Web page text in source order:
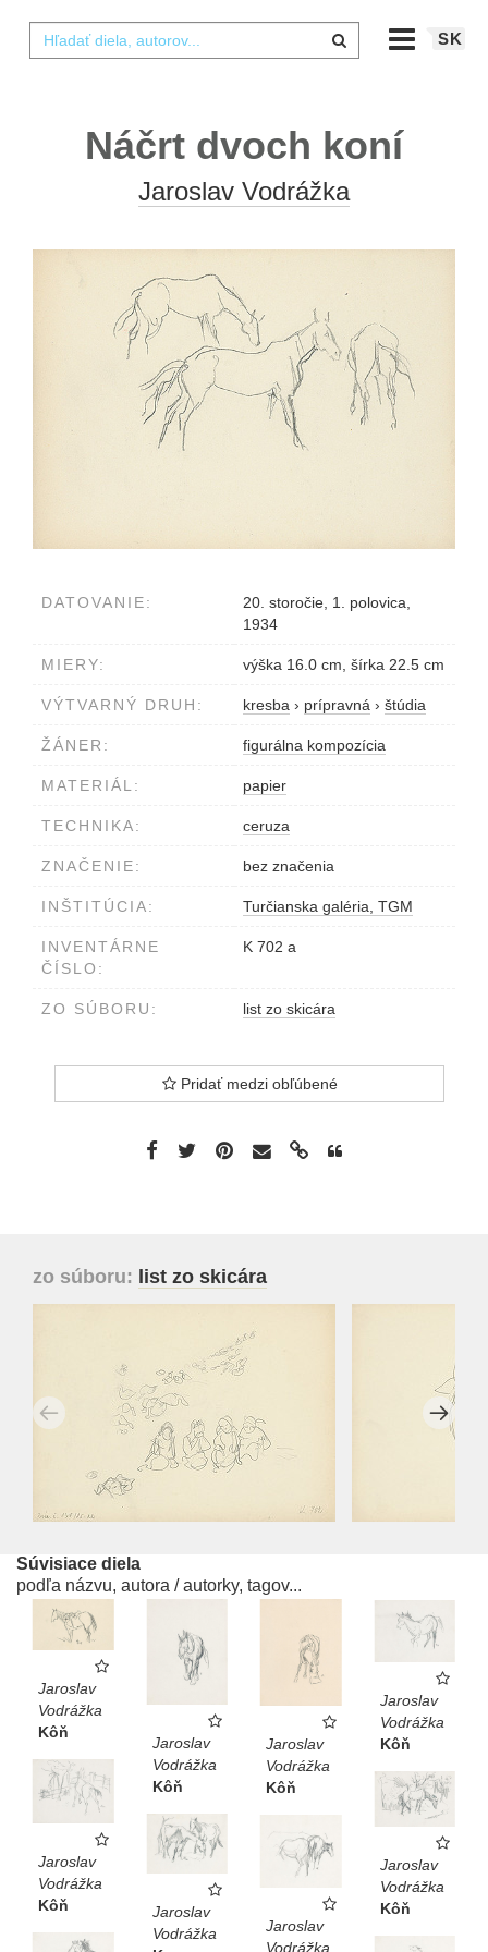
SK
Náčrt dvoch koní
Jaroslav Vodrážka
DATOVANIE:
20. storočie, 1. polovica,
1934
MIERY: výška 16.0 cm, šírka 22.5 cm
VÝTVARNÝ DRUH: kresba › prípravná › štúdia
ŽÁNER: figurálna kompozícia
MATERIÁL: papier
TECHNIKA: ceruza
ZNAČENIE: bez značenia
INŠTITÚCIA: Turčianska galéria, TGM
INVENTÁRNE
ČÍSLO:
K 702 a
ZO SÚBORU: list zo skicára
Pridať medzi obľúbené
zo súboru: list zo skicára
Súvisiace diela
podľa názvu, autora / autorky, tagov...
Jaroslav
Vodrážka
Kôň
Jaroslav
Vodrážka
Kôň
Jaroslav
Vodrážka
Kôň
Jaroslav
Vodrážka
Kôň
Jaroslav
Vodrážka
Kôň
Jaroslav
Vodrážka
Kôň
Jaroslav
Vodrážka
Jaroslav
Vodrážka